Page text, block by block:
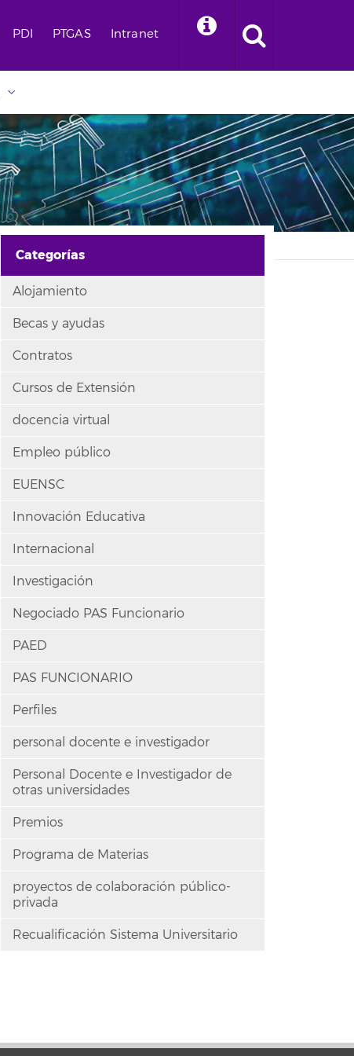
PDI PTGAS Intranet
Categorías
Alojamiento
Becas y ayudas
Contratos
Cursos de Extensión
docencia virtual
Empleo público
EUENSC
Innovación Educativa
Internacional
Investigación
Negociado PAS Funcionario
PAED
PAS FUNCIONARIO
Perfiles
personal docente e investigador
Personal Docente e Investigador de
otras universidades
Premios
Programa de Materias
proyectos de colaboración público-
privada
Recualificación Sistema Universitario